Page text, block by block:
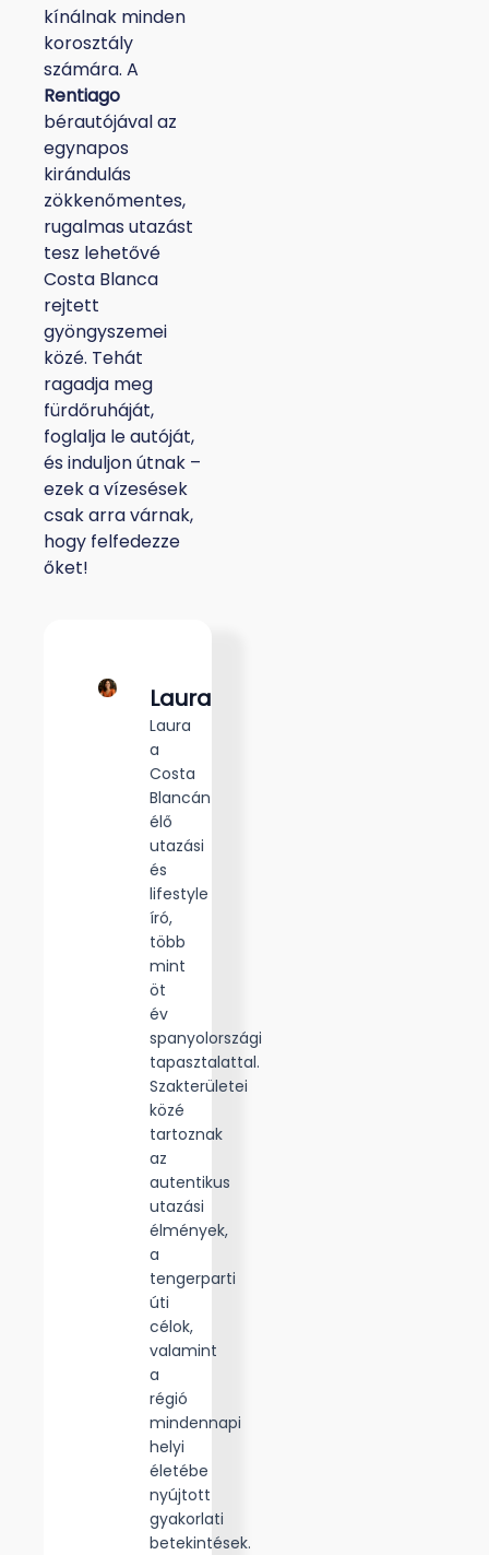
kínálnak minden
korosztály
számára. A
Rentiago
bérautójával az
egynapos
kirándulás
zökkenőmentes,
rugalmas utazást
tesz lehetővé
Costa Blanca
rejtett
gyöngyszemei
közé. Tehát
ragadja meg
fürdőruháját,
foglalja le autóját,
és induljon útnak –
ezek a vízesések
csak arra várnak,
hogy felfedezze
őket!
Laura
Laura
a
Costa
Blancán
élő
utazási
és
lifestyle
író,
több
mint
öt
év
spanyolországi
tapasztalattal.
Szakterületei
közé
tartoznak
az
autentikus
utazási
élmények,
a
tengerparti
úti
célok,
valamint
a
régió
mindennapi
helyi
életébe
nyújtott
gyakorlati
betekintések.